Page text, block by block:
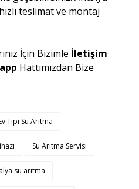
teslimat ve montaj
İçin Bizimle İletişim
Hattımızdan Bize
Tipi Su Arıtma
Su Arıtma Servisi
su arıtma